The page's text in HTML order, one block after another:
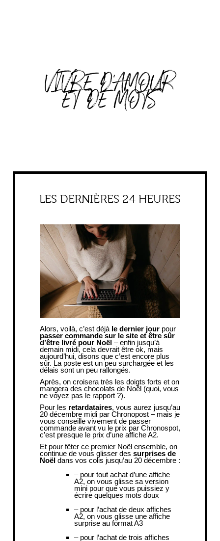
VIVRE D'AMOUR
ET DE MOTS
LES DERNIÈRES 24 HEURES
Alors, voilà, c’est déjà le dernier jour pour
passer commande sur le site et être sûr
d’être livré pour Noël – enfin jusqu’à
demain midi, cela devrait être ok, mais
aujourd’hui, disons que c’est encore plus
sûr. La poste est un peu surchargée et les
délais sont un peu rallongés.
Après, on croisera très les doigts forts et on
mangera des chocolats de Noël (quoi, vous
ne voyez pas le rapport ?).
Pour les retardataires, vous aurez jusqu’au
20 décembre midi par Chronopost – mais je
vous conseille vivement de passer
commande avant vu le prix par Chronospot,
c’est presque le prix d’une affiche A2.
Et pour fêter ce premier Noël ensemble, on
continue de vous glisser des surprises de
Noël dans vos colis jusqu’au 20 décembre :
– pour tout achat d’une affiche
A2, on vous glisse sa version
mini pour que vous puissiez y
écrire quelques mots doux
– pour l’achat de deux affiches
A2, on vous glisse une affiche
surprise au format A3
– pour l’achat de trois affiches